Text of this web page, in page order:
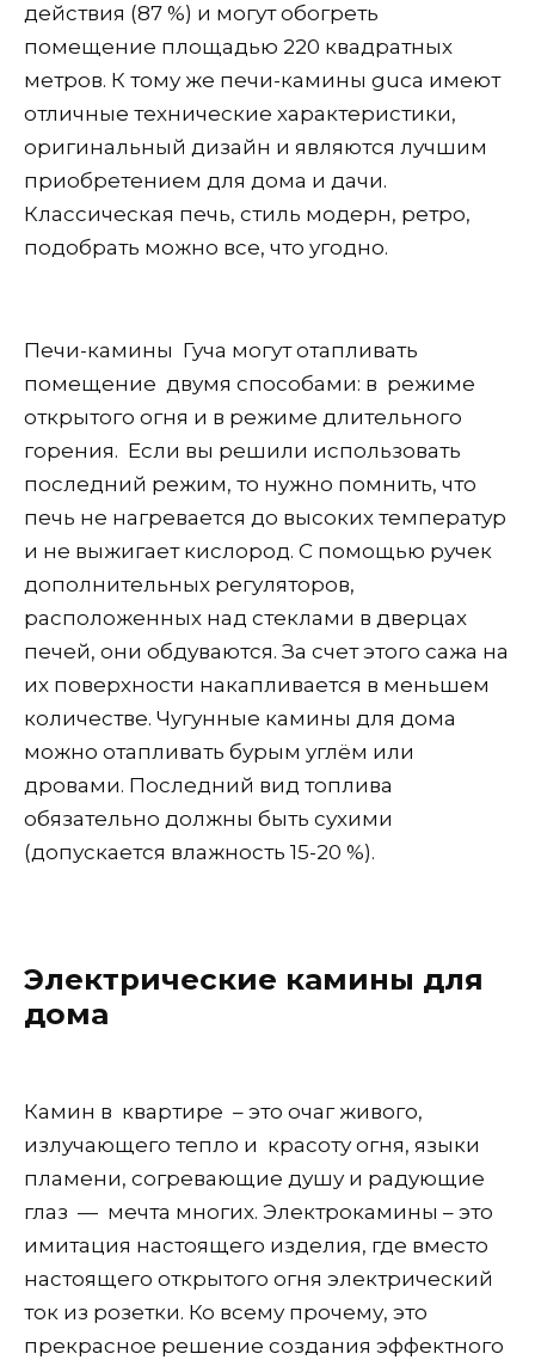
действия (87 %) и могут обогреть
помещение площадью 220 квадратных
метров. К тому же печи-камины guca имеют
отличные технические характеристики,
оригинальный дизайн и являются лучшим
приобретением для дома и дачи.
Классическая печь, стиль модерн, ретро,
подобрать можно все, что угодно.
Печи-камины Гуча могут отапливать
помещение двумя способами: в режиме
открытого огня и в режиме длительного
горения. Если вы решили использовать
последний режим, то нужно помнить, что
печь не нагревается до высоких температур
и не выжигает кислород. С помощью ручек
дополнительных регуляторов,
расположенных над стеклами в дверцах
печей, они обдуваются. За счет этого сажа на
их поверхности накапливается в меньшем
количестве. Чугунные камины для дома
можно отапливать бурым углём или
дровами. Последний вид топлива
обязательно должны быть сухими
(допускается влажность 15-20 %).
Электрические камины для
дома
Камин в квартире – это очаг живого,
излучающего тепло и красоту огня, языки
пламени, согревающие душу и радующие
глаз — мечта многих. Электрокамины – это
имитация настоящего изделия, где вместо
настоящего открытого огня электрический
ток из розетки. Ко всему прочему, это
прекрасное решение создания эффектного